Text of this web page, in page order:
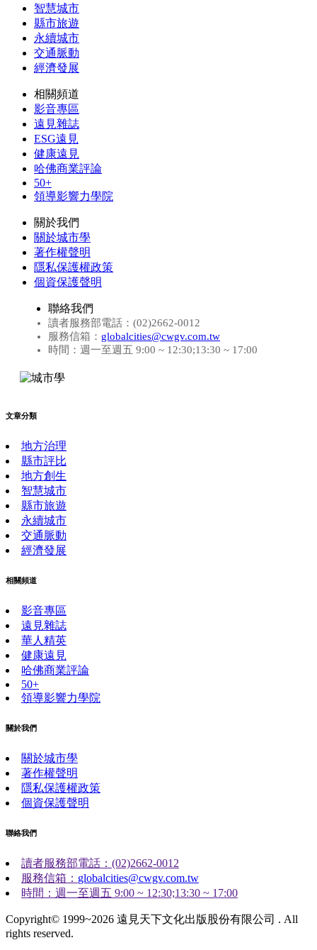
智慧城市
縣市旅遊
永續城市
交通脈動
經濟發展
相關頻道
影音專區
遠見雜誌
ESG遠見
健康遠見
哈佛商業評論
50+
領導影響力學院
關於我們
關於城市學
著作權聲明
隱私保護權政策
個資保護聲明
聯絡我們
讀者服務部電話：(02)2662-0012
服務信箱： globalcities@cwgv.com.tw
時間：週一至週五 9:00 ~ 12:30;13:30 ~ 17:00
文章分類
地方治理
縣市評比
地方創生
智慧城市
縣市旅遊
永續城市
交通脈動
經濟發展
相關頻道
影音專區
遠見雜誌
華人精英
健康遠見
哈佛商業評論
50+
領導影響力學院
關於我們
關於城市學
著作權聲明
隱私保護權政策
個資保護聲明
聯絡我們
讀者服務部電話：(02)2662-0012
服務信箱： globalcities@cwgv.com.tw
時間：週一至週五 9:00 ~ 12:30;13:30 ~ 17:00
Copyright© 1999~2026 遠見天下文化出版股份有限公司 . All
rights reserved.